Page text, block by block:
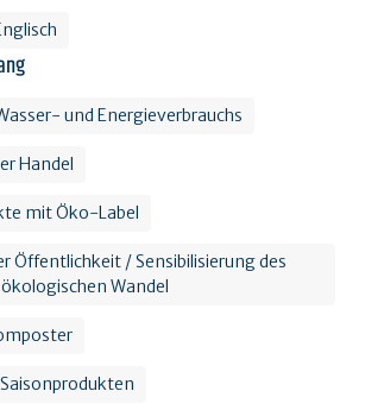
und Energieverbrauchs
Handel
mit Öko-Label
Öffentlichkeit / Sensibilisierung des
Wandel